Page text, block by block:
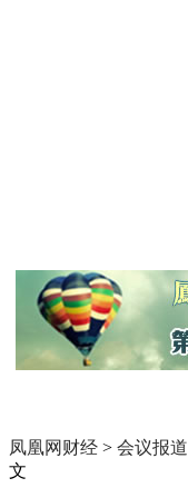
凤凰网财经 > 会议报道
文